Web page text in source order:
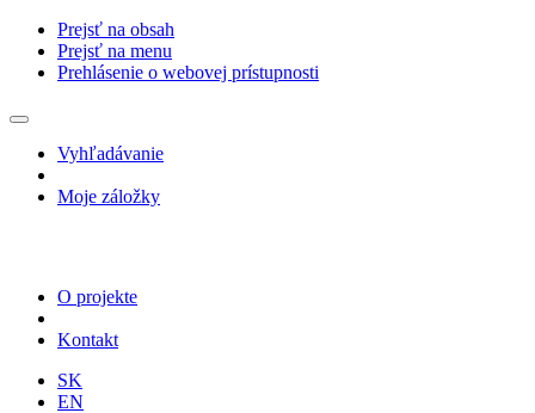
Prejsť na obsah
Prejsť na menu
Prehlásenie o webovej prístupnosti
Vyhľadávanie
Moje záložky
O projekte
Kontakt
SK
EN